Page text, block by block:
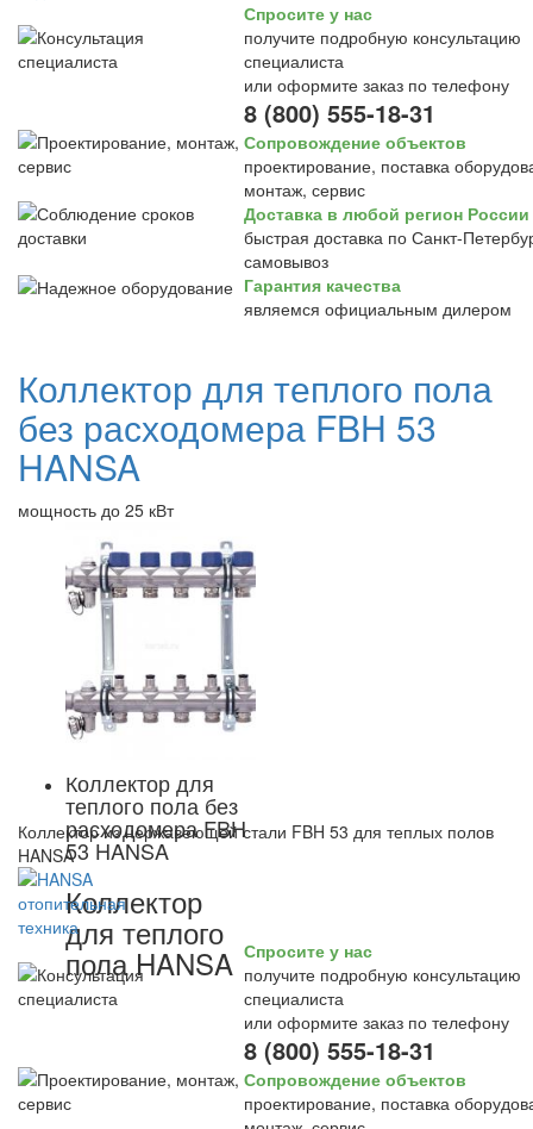
Спросите у нас
получите подробную консультацию
специалиста
или оформите заказ по телефону
8 (800) 555-18-31
Сопровождение объектов
проектирование, поставка
монтаж, сервис
Доставка в любой регион России
быстрая доставка по Санкт-
самовывоз
Гарантия качества
являемся официальным дилером
Коллектор для теплого пола
без расходомера FBH 53
HANSA
мощность до 25 кВт
Коллектор для
теплого пола без
расходомера FBH
53 HANSA
Коллектор
для теплого
пола HANSA
Коллектор из нержавеющей стали FBH 53 для теплых полов
HANSA
Спросите у нас
получите подробную консультацию
специалиста
или оформите заказ по телефону
8 (800) 555-18-31
Сопровождение объектов
проектирование, поставка